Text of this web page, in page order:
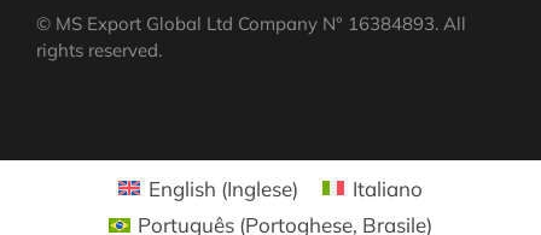
© MS Export Global Ltd Company N° 16384893. All
rights reserved.
English (Inglese)
Italiano
Português (Portoghese, Brasile)